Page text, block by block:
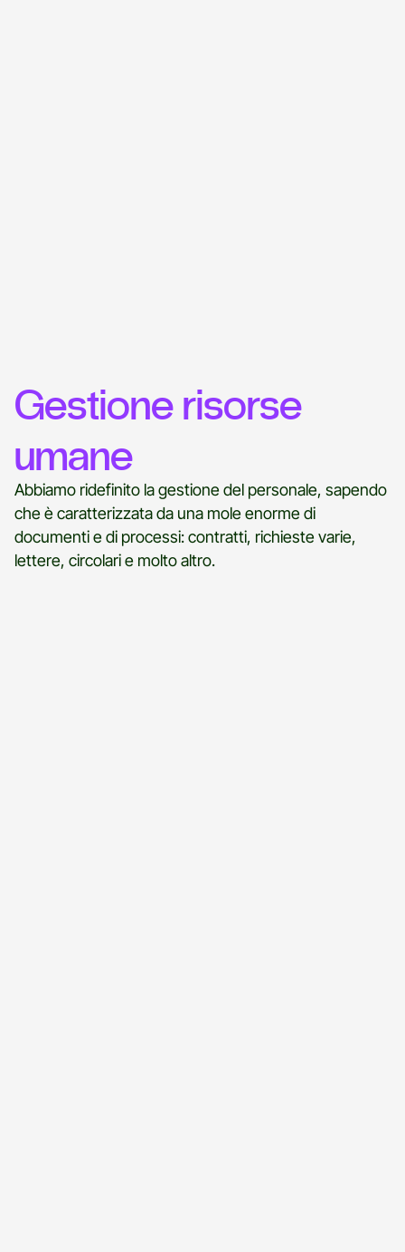
Gestione risorse
umane
Abbiamo ridefinito la gestione del personale, sapendo
che è caratterizzata da una mole enorme di
documenti e di processi: contratti, richieste varie,
lettere, circolari e molto altro.